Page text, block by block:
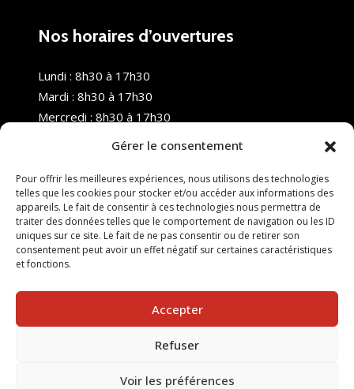
Gérer le consentement
Pour offrir les meilleures expériences, nous utilisons des technologies
telles que les cookies pour stocker et/ou accéder aux informations des
appareils. Le fait de consentir à ces technologies nous permettra de
traiter des données telles que le comportement de navigation ou les ID
uniques sur ce site. Le fait de ne pas consentir ou de retirer son
consentement peut avoir un effet négatif sur certaines caractéristiques
et fonctions.
Accepter
Refuser
Voir les préférences
Nos horaires d’ouvertures
Lundi : 8h30 à 17h30
Mardi : 8h30 à 17h30
Mercredi : 8h30 à 17h30
Samedi : Fermé
Dimanche : Fermé
© 2025 Nouvel R Formation - TOUS DROITS RÉSERVÉS -
SITE RÉALISÉ PAR :INGÉNIERIE TECH